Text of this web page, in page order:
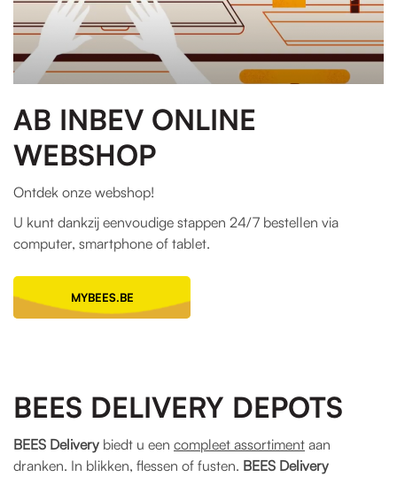
AB INBEV ONLINE
WEBSHOP
Ontdek onze webshop!
U kunt dankzij eenvoudige stappen 24/7 bestellen via
computer, smartphone of tablet.
MYBEES.BE
BEES DELIVERY DEPOTS
BEES Delivery biedt u een compleet assortiment aan
dranken. In blikken, flessen of fusten. BEES Delivery